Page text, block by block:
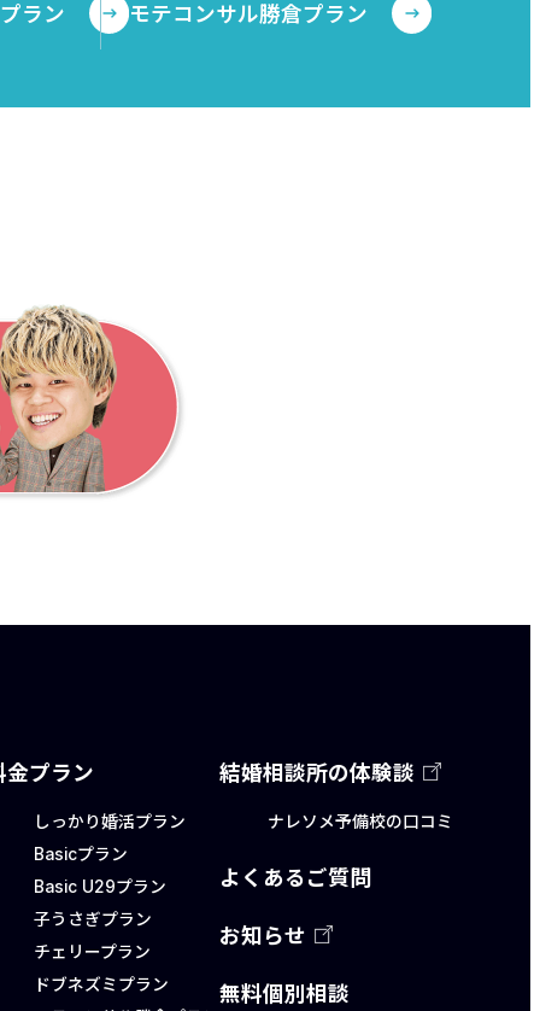
ラン モテコンサル勝倉プラン
金プラン
しっかり婚活プラン
Basicプラン
Basic U29プラン
子うさぎプラン
チェリープラン
ドブネズミプラン
結婚相談所の体験談
ナレソメ予備校の口コミ
よくあるご質問
お知らせ
無料個別相談